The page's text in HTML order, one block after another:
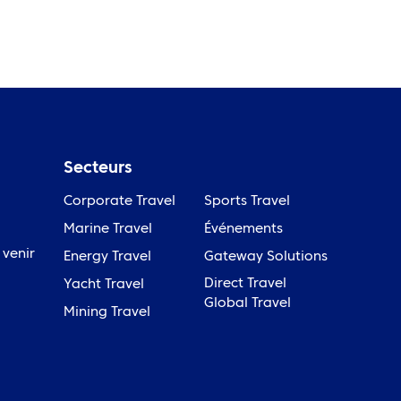
venir
Secteurs
Corporate Travel
Marine Travel
Energy Travel
Yacht Travel
Mining Travel
Sports Travel
Événements
Gateway Solutions
Direct Travel
Global Travel